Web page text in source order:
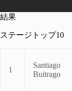
結果
ステージトップ10
1
Santiago
Buitrago